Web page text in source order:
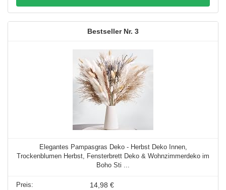
3
Elegantes Pampasgras Deko - Herbst Deko Innen,
Trockenblumen Herbst, Fensterbrett Deko & Wohnzimmerdeko im
Boho Sti ...
14,98 €